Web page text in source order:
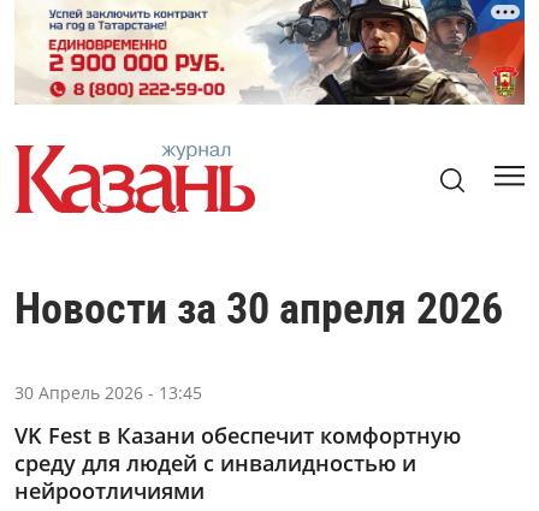
Новости за 30 апреля 2026
30 Апрель 2026 - 13:45
VK Fest в Казани обеспечит комфортную
среду для людей с инвалидностью и
нейроотличиями